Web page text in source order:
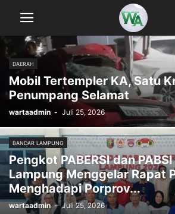
DAERAH
Mobil Tertempler KA, Satu
Penumpang Selamat
wartaadmin - Juli 25, 2026
BANDAR LAMPUNG
Pengkot PABERSI dan
Lampung Menggelar Rapat
Menghadapi Porprov...
wartaadmin - Juli 25, 2026